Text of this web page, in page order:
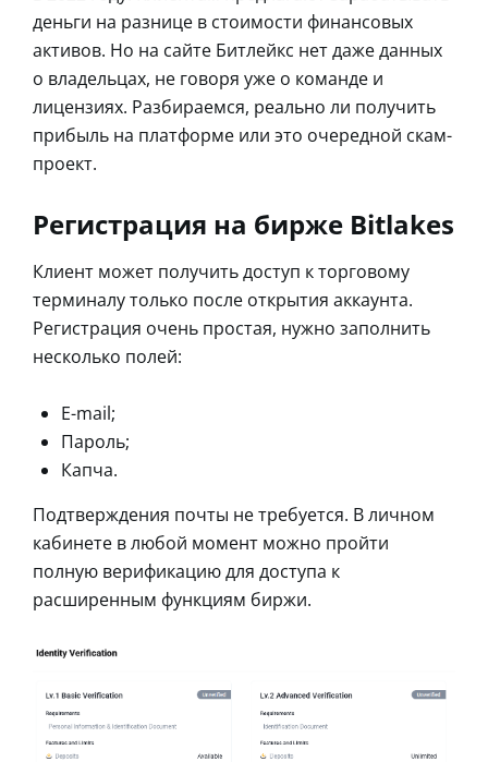
деньги на разнице в стоимости финансовых
активов. Но на сайте Битлейкс нет даже данных
о владельцах, не говоря уже о команде и
лицензиях. Разбираемся, реально ли получить
прибыль на платформе или это очередной скам-
проект.
Регистрация на бирже Bitlakes
Клиент может получить доступ к торговому
терминалу только после открытия аккаунта.
Регистрация очень простая, нужно заполнить
несколько полей:
E-mail;
Пароль;
Капча.
Подтверждения почты не требуется. В личном
кабинете в любой момент можно пройти
полную верификацию для доступа к
расширенным функциям биржи.